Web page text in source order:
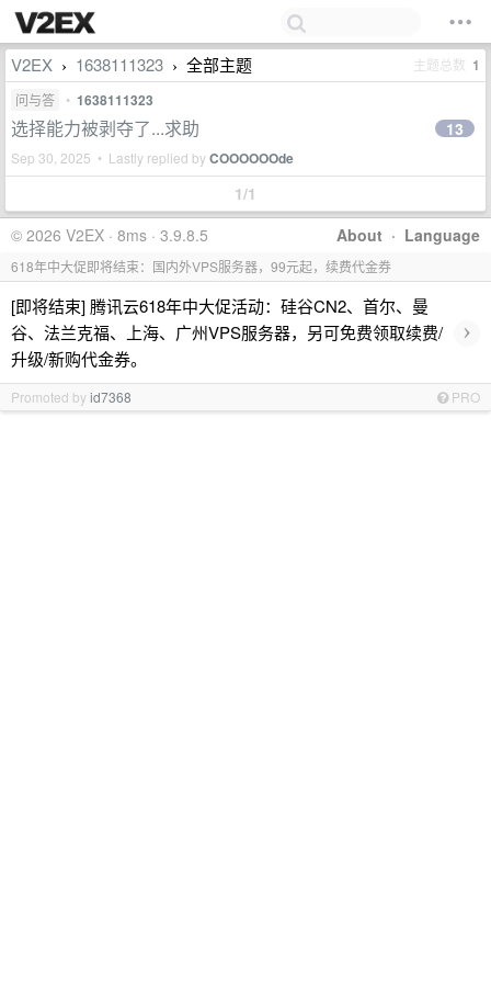
V2EX › 1638111323 › 全部主题 主题总数 1
问与答 • 1638111323
选择能力被剥夺了...求助
Sep 30, 2025 • Lastly replied byCOOOOOOde
13
1/1
About · Language
© 2026 V2EX · 8ms · 3.9.8.5
618年中大促即将结束：国内外VPS服务器，99元起，续费代金券
[即将结束] 腾讯云618年中大促活动：硅谷CN2、首尔、曼
谷、法兰克福、上海、广州VPS服务器，另可免费领取续费/
升级/新购代金券。
›
Promoted byid7368 PRO